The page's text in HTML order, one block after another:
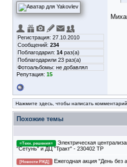
Регистрация: 27.10.2010
Сообщений: 234
Поблагодарил: 14 раз(а)
Поблагодарили 23 раз(а)
Фотоальбомы: не добавлял
Репутация: 15
Нажмите здесь, чтобы написать
Похожие темы
=Техн. решения=
Электрическая
"Сетунь" и ДЦ "Тракт" - 230402 ТР
[Новости РЖД] Ежегодная акция "День без